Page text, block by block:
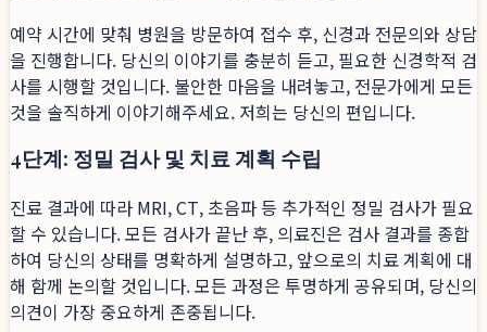
예약 시간에 맞춰 병원을 방문하여 접수 후, 신경과 전문의와 상담
을 진행합니다. 당신의 이야기를 충분히 듣고, 필요한 신경학적 검
사를 시행할 것입니다. 불안한 마음을 내려놓고, 전문가에게 모든
것을 솔직하게 이야기해주세요. 저희는 당신의 편입니다.
4단계: 정밀 검사 및 치료 계획 수립
진료 결과에 따라 MRI, CT, 초음파 등 추가적인 정밀 검사가 필요
할 수 있습니다. 모든 검사가 끝난 후, 의료진은 검사 결과를 종합
하여 당신의 상태를 명확하게 설명하고, 앞으로의 치료 계획에 대
해 함께 논의할 것입니다. 모든 과정은 투명하게 공유되며, 당신의
의견이 가장 중요하게 존중됩니다.